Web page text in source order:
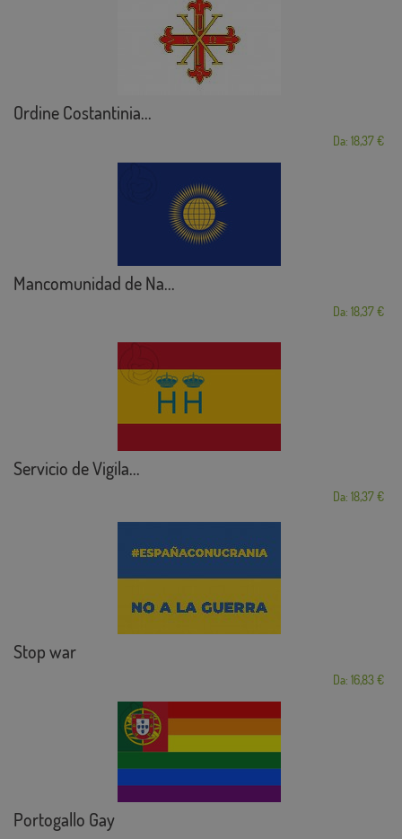
Ordine Costantinia...
Da: 18,37 €
Mancomunidad de Na...
Da: 18,37 €
Servicio de Vigila...
Da: 18,37 €
Stop war
Da: 16,83 €
Portogallo Gay